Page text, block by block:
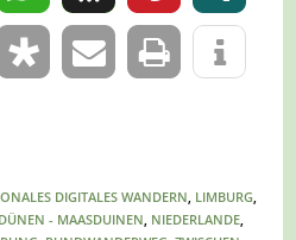
DIGITALES WANDERN, LIMBURG,
- MAASDUINEN, NIEDERLANDE,